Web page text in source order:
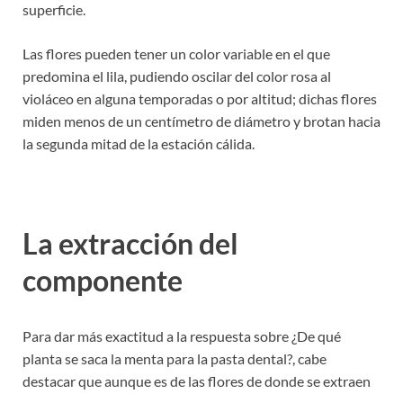
superficie.
Las flores pueden tener un color variable en el que
predomina el lila, pudiendo oscilar del color rosa al
violáceo en alguna temporadas o por altitud; dichas flores
miden menos de un centímetro de diámetro y brotan hacia
la segunda mitad de la estación cálida.
La extracción del
componente
Para dar más exactitud a la respuesta sobre ¿De qué
planta se saca la menta para la pasta dental?, cabe
destacar que aunque es de las flores de donde se extraen